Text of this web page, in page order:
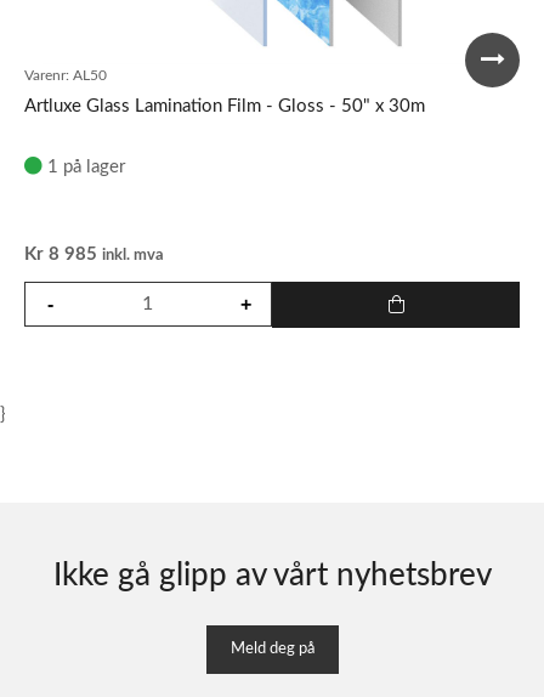
Varenr: AL50
Artluxe Glass Lamination Film - Gloss - 50" x 30m
1 på lager
Kr 8 985 inkl. mva
}
Ikke gå glipp av vårt nyhetsbrev
Meld deg på